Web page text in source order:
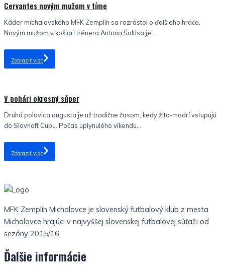
Cervantes novým mužom v tíme
Káder michalovského MFK Zemplín sa rozrástol o ďalšieho hráča.
Novým mužom v košiari trénera Antona Šoltisa je...
Zobraziť viac
V pohári okresný súper
Druhá polovica augusta je už tradične časom, kedy žlto-modrí vstupujú
do Slovnaft Cupu. Počas uplynulého víkendu...
Zobraziť viac
MFK Zemplín Michalovce je slovenský futbalový klub z mesta
Michalovce hrajúci v najvyššej slovenskej futbalovej súťaži od
sezóny 2015/16.
Ďalšie informácie